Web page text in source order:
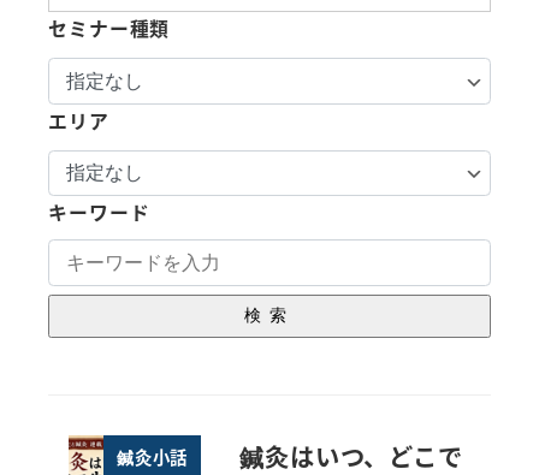
セミナー種類
エリア
キーワード
検索
鍼灸小話
鍼灸はいつ、どこで